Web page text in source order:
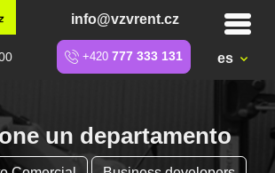
info@vzvrent.cz
+420 777 333 131 es
un departamento